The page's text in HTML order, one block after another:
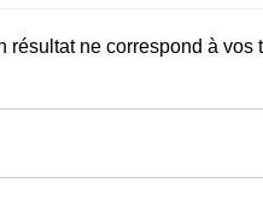
résultat ne correspond à